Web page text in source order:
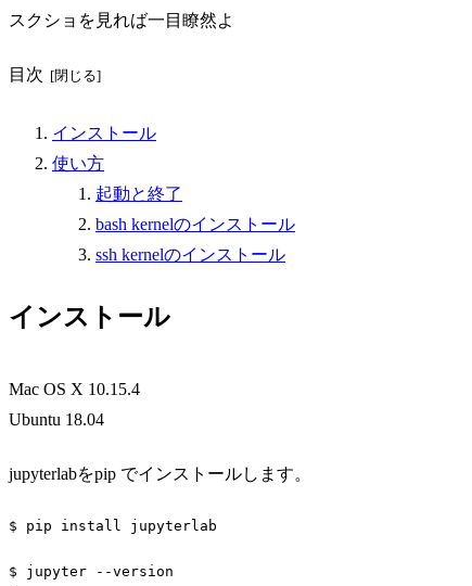
スクショを見れば一目瞭然よ
目次
インストール
使い方
起動と終了
bash kernelのインストール
ssh kernelのインストール
インストール
Mac OS X 10.15.4
Ubuntu 18.04
jupyterlabをpip でインストールします。
$ pip install jupyterlab
$ jupyter --version